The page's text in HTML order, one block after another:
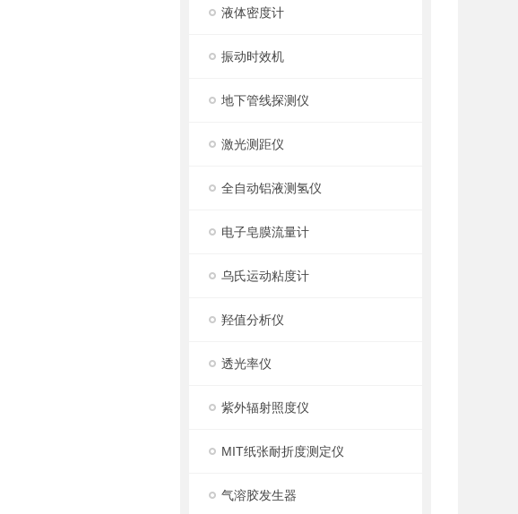
液体密度计
振动时效机
地下管线探测仪
激光测距仪
全自动铝液测氢仪
电子皂膜流量计
乌氏运动粘度计
羟值分析仪
透光率仪
紫外辐射照度仪
MIT纸张耐折度测定仪
气溶胶发生器